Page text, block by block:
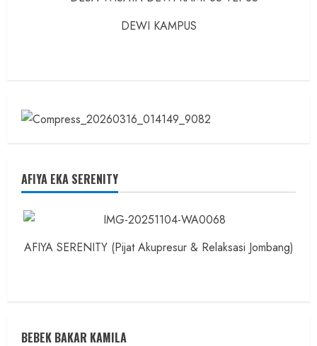
DEWI KAMPUS
AFIYA EKA SERENITY
AFIYA SERENITY (Pijat Akupresur & Relaksasi Jombang)
BEBEK BAKAR KAMILA